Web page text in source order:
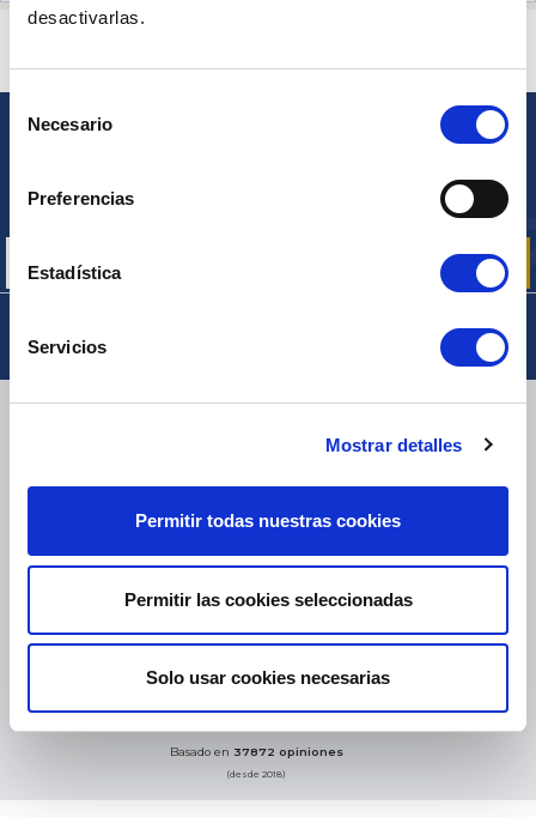
desactivarlas.
Necesario
Preferencias
Estadística
Servicios
Mostrar detalles
Permitir todas nuestras cookies
Permitir las cookies seleccionadas
Solo usar cookies necesarias
PÓNGASE EN CONTACTO CON NOSOTROS
nuestras ofertas promocionales y noticias de productos
ENTREGA
eKomi
COMPANY
Basado en 37872 opiniones
(desde 2018)